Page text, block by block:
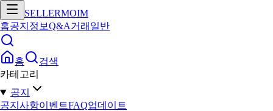
SELLERMOIM
홈공지 정보Q&A거래 일반
홈
검색
카테고리
공지
공지사항이벤트FAQ업데이트